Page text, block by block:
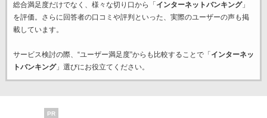
総合満足度だけでなく、様々な切り口から「 インターネットバンキング」
を評価。さらに回答者の口コミや評判といった、実際のユーザーの声も掲
載しています。
サービス検討の際、“ユーザー満足度”からも比較することで「 インターネッ
トバンキング」選びにお役立てください。
PR